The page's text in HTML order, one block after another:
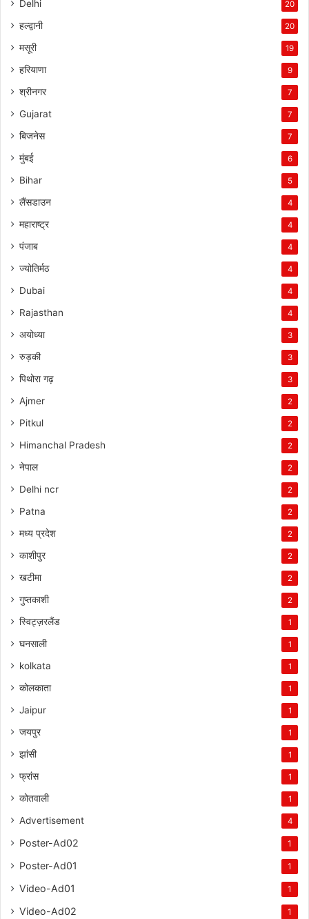
Delhi 20
हल्द्वानी 20
मसूरी 19
हरियाणा 9
श्रीनगर 7
Gujarat 7
बिजनेस 7
मुंबई 6
Bihar 5
लैंसडाउन 4
महाराष्ट्र 4
पंजाब 4
ज्योतिर्मठ 4
Dubai 4
Rajasthan 4
अयोध्या 3
रुड़की 3
पिथोरा गढ़ 3
Ajmer 2
Pitkul 2
Himanchal Pradesh 2
नेपाल 2
Delhi ncr 2
Patna 2
मध्य प्रदेश 2
काशीपुर 2
खटीमा 2
गुप्तकाशी 2
स्विट्ज़रलैंड 1
घनसाली 1
kolkata 1
कोलकाता 1
Jaipur 1
जयपुर 1
झांसी 1
फ्रांस 1
कोतवाली 1
Advertisement 4
Poster-Ad02 1
Poster-Ad01 1
Video-Ad01 1
Video-Ad02 1